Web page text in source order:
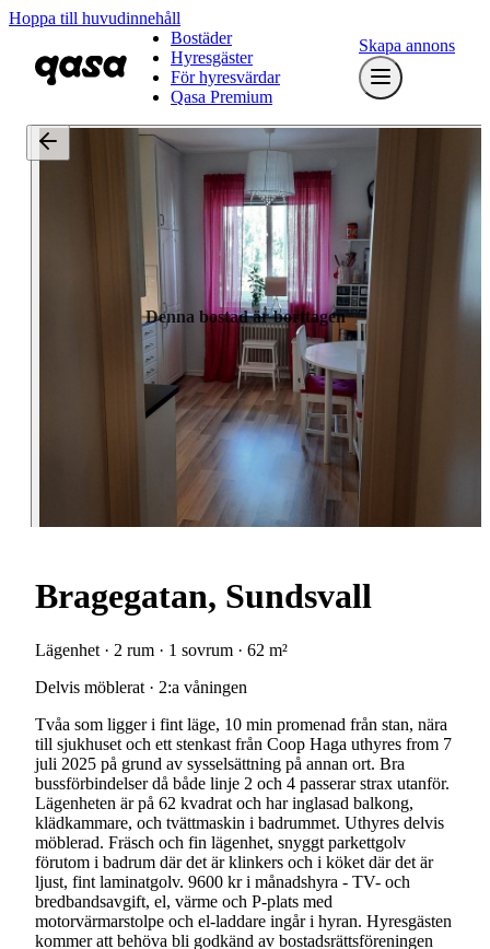
Hoppa till huvudinnehåll
Bostäder
Hyresgäster
För hyresvärdar
Qasa Premium
Skapa annons
Denna bostad är borttagen
Bragegatan, Sundsvall
Lägenhet · 2 rum · 1 sovrum · 62 m²
Delvis möblerat · 2:a våningen
Tvåa som ligger i fint läge, 10 min promenad från stan, nära
till sjukhuset och ett stenkast från Coop Haga uthyres from 7
juli 2025 på grund av sysselsättning på annan ort. Bra
bussförbindelser då både linje 2 och 4 passerar strax utanför.
Lägenheten är på 62 kvadrat och har inglasad balkong,
klädkammare, och tvättmaskin i badrummet. Uthyres delvis
möblerad. Fräsch och fin lägenhet, snyggt parkettgolv
förutom i badrum där det är klinkers och i köket där det är
ljust, fint laminatgolv. 9600 kr i månadshyra - TV- och
bredbandsavgift, el, värme och P-plats med
motorvärmarstolpe och el-laddare ingår i hyran. Hyresgästen
kommer att behöva bli godkänd av bostadsrättsföreningen